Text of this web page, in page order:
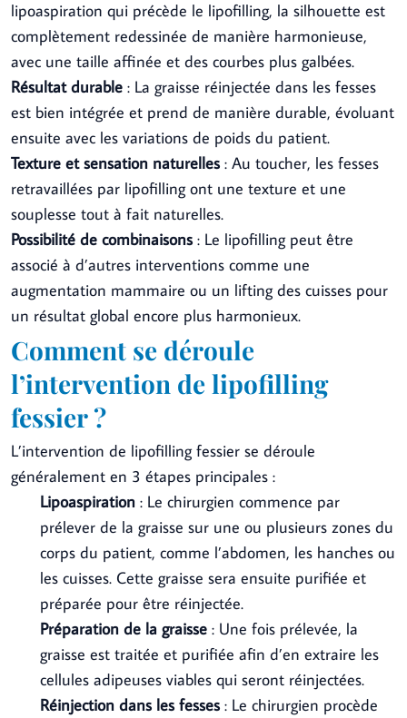
lipoaspiration qui précède le lipofilling, la silhouette est
complètement redessinée de manière harmonieuse,
avec une taille affinée et des courbes plus galbées.
Résultat durable : La graisse réinjectée dans les fesses
est bien intégrée et prend de manière durable, évoluant
ensuite avec les variations de poids du patient.
Texture et sensation naturelles : Au toucher, les fesses
retravaillées par lipofilling ont une texture et une
souplesse tout à fait naturelles.
Possibilité de combinaisons : Le lipofilling peut être
associé à d’autres interventions comme une
augmentation mammaire ou un lifting des cuisses pour
un résultat global encore plus harmonieux.
Comment se déroule
l’intervention de lipofilling
fessier ?
L’intervention de lipofilling fessier se déroule
généralement en 3 étapes principales :
Lipoaspiration : Le chirurgien commence par
prélever de la graisse sur une ou plusieurs zones du
corps du patient, comme l’abdomen, les hanches ou
les cuisses. Cette graisse sera ensuite purifiée et
préparée pour être réinjectée.
Préparation de la graisse : Une fois prélevée, la
graisse est traitée et purifiée afin d’en extraire les
cellules adipeuses viables qui seront réinjectées.
Réinjection dans les fesses : Le chirurgien procède